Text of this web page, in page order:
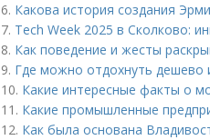
6. Какова история создания
7. Tech Week 2025 в Сколково:
8. Как поведение и жесты
9. Где можно отдохнуть дешево
10. Какие интересные факты о
11. Какие промышленные
12. Как была основана